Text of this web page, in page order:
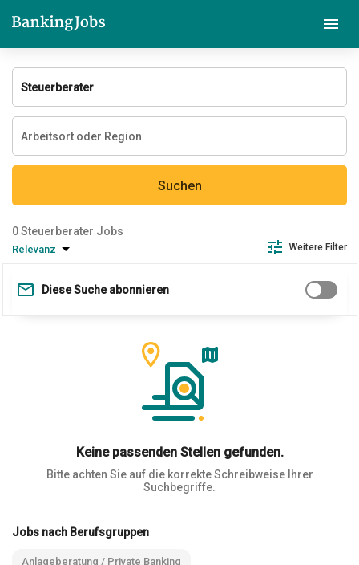
Suchen
Steuerberater Jobs
Relevanz Weitere Filter
Diese Suche abonnieren
Keine passenden Stellen gefunden.
Bitte achten Sie auf die korrekte Schreibweise Ihrer
Suchbegriffe.
Jobs nach Berufsgruppen
Anlageberatung / Private Banking